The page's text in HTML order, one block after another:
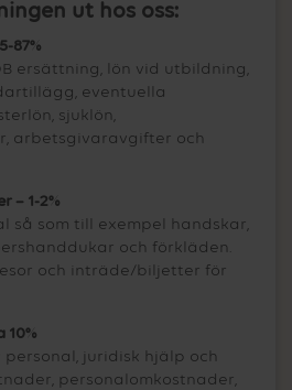
ut hos oss:
87%
ersättning, lön vid utbildning,
eventuella
sjuklön,
arbetsgivaravgifter och
– 1-2%
så som till exempel handskar,
och förkläden.
och inträde/biljetter för
10%
juridisk hjälp och
personalomkostnader,